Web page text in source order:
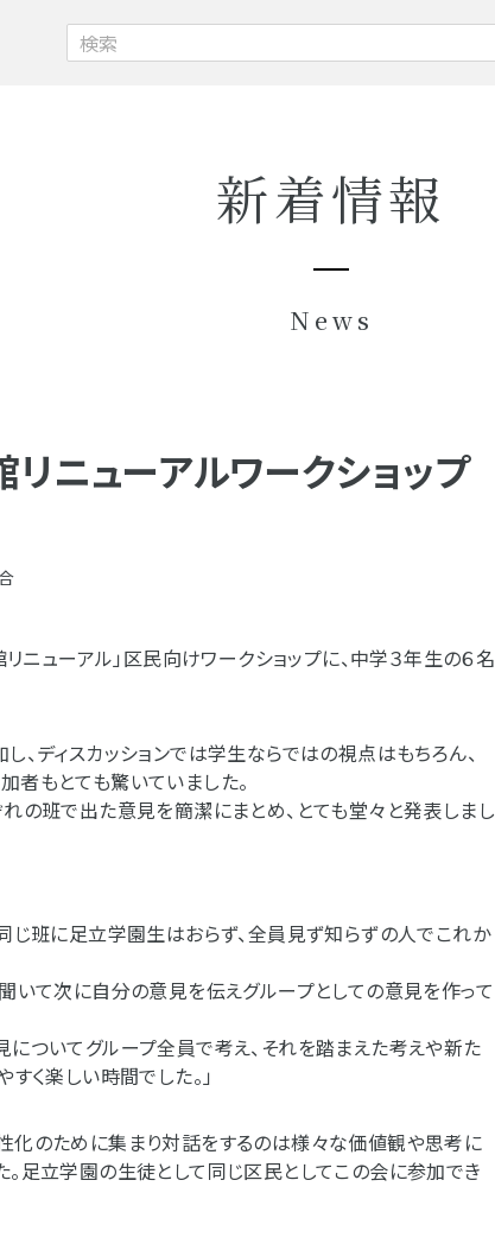
新着情報
News
ニューアルワークショップ
ニューアル」区民向けワークショップに、中学３年生の６名
、ディスカッションでは学生ならではの視点はもちろん、
もとても驚いていました。
の班で出た意見を簡潔にまとめ、とても堂々と発表しまし
じ班に足立学園生はおらず、全員見ず知らずの人でこれか
いて次に自分の意見を伝えグループとしての意見を作って
ついてグループ全員で考え、それを踏まえた考えや新た
く楽しい時間でした。」
化のために集まり対話をするのは様々な価値観や思考に
足立学園の生徒として同じ区民としてこの会に参加でき